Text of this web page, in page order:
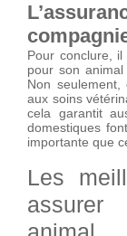
Pour conclure, il
pour son animal
Non
aux soins
cela garantit
domestiques
importante que
Les